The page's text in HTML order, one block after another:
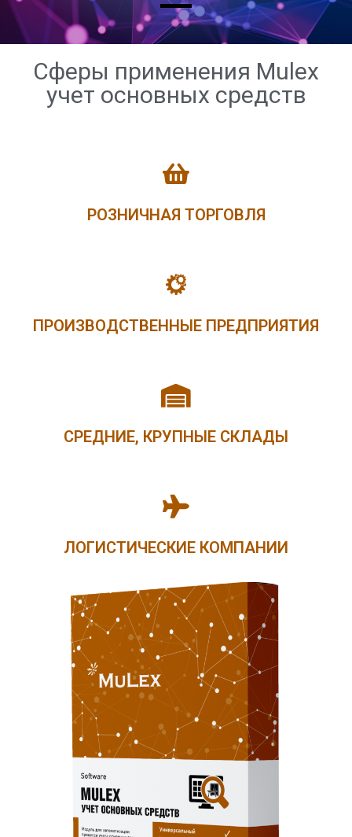
Сферы применения Mulex
учет основных средств
РОЗНИЧНАЯ ТОРГОВЛЯ
ПРОИЗВОДСТВЕННЫЕ ПРЕДПРИЯТИЯ
СРЕДНИЕ, КРУПНЫЕ СКЛАДЫ
ЛОГИСТИЧЕСКИЕ КОМПАНИИ